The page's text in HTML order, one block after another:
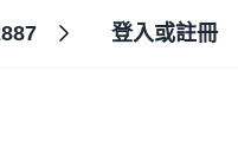
登入或註冊